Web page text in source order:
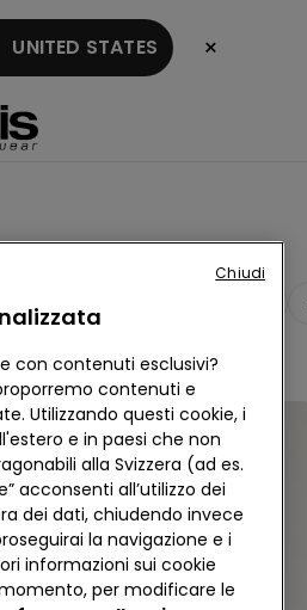
STATES ×
con contenuti esclusivi?
contenuti e
Utilizzando questi cookie, i
e in paesi che non
alla Svizzera (ad es.
acconsenti all’utilizzo dei
dei dati, chiudendo invece
la navigazione e i
informazioni sui cookie
per modificare le
Chiudi